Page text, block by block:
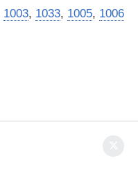
1003, 1033, 1005, 1006